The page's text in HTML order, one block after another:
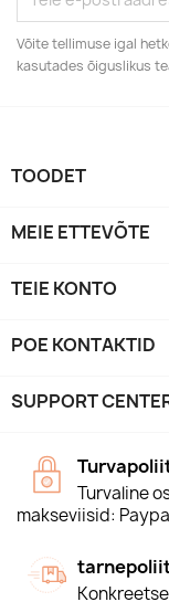
Võite tellimuse igal
kasutades õiguslikus
TOODET
MEIE ETTEVÕTE
TEIE KONTO
POE KONTAKTID
SUPPORT
Turvaline
makseviisid: